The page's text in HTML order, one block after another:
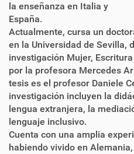
la enseñanza en Italia y
España.
Actualmente, cursa un
en la Universidad de Sevilla,
investigación Mujer,
por la profesora Mercedes
tesis es el profesor Daniele
investigación incluyen la
lengua extranjera, la
lenguaje inclusivo.
Cuenta con una amplia
habiendo vivido en